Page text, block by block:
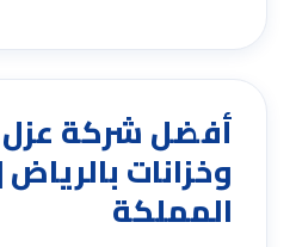
أفضل شركة
وخزانات
المملكة